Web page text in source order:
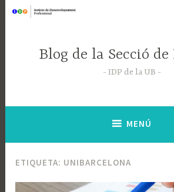
Saltar
Blog de la Secció de
IDP de la UB
MENÚ
ETIQUETA: UNIBARCELONA